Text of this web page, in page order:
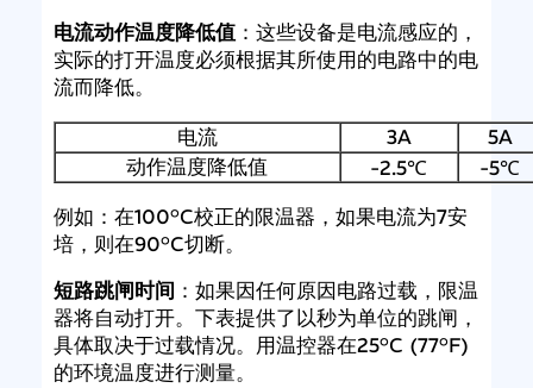
电流动作温度降低值：这些设备是电流感应的，
实际的打开温度必须根据其所使用的电路中的电
流而降低。
电流
3A
5A
动作温度降低值
-2.5℃
-5℃
例如：在100°C校正的限温器，如果电流为7安
培，则在90°C切断。
短路跳闸时间 ：如果因任何原因电路过载，限温
器将自动打开。下表提供了以秒为单位的跳闸，
具体取决于过载情况。用温控器在25°C (77°F)
的环境温度进行测量。